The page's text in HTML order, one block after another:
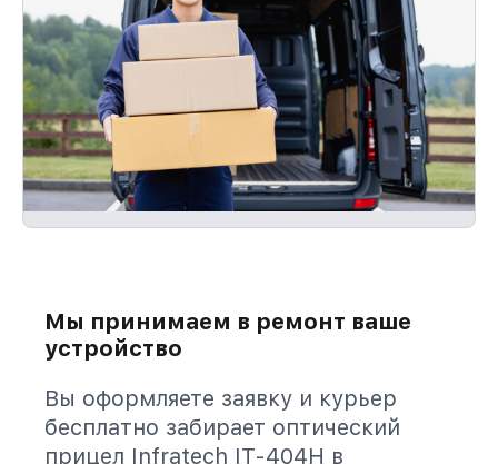
Мы принимаем в ремонт ваше
устройство
Вы оформляете заявку и курьер
бесплатно забирает оптический
прицел Infratech IT-404H в